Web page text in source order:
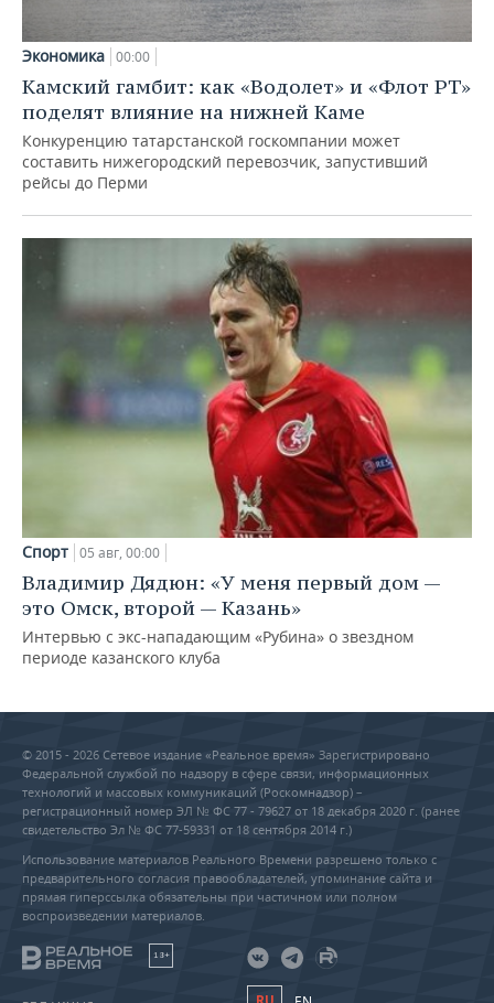
Экономика 00:00
Камский гамбит: как «Водолет» и «Флот РТ»
поделят влияние на нижней Каме
Конкуренцию татарстанской госкомпании может
составить нижегородский перевозчик, запустивший
рейсы до Перми
Спорт 05 авг, 00:00
Владимир Дядюн: «У меня первый дом —
это Омск, второй — Казань»
Интервью с экс-нападающим «Рубина» о звездном
периоде казанского клуба
© 2015 - 2026 Сетевое издание «Реальное время» Зарегистрировано
Федеральной службой по надзору в сфере связи, информационных
технологий и массовых коммуникаций (Роскомнадзор) –
регистрационный номер ЭЛ № ФС 77 - 79627 от 18 декабря 2020 г. (ранее
свидетельство Эл № ФС 77-59331 от 18 сентября 2014 г.)
Использование материалов Реального Времени разрешено только с
предварительного согласия правообладателей, упоминание сайта и
прямая гиперссылка обязательны при частичном или полном
воспроизведении материалов.
18+